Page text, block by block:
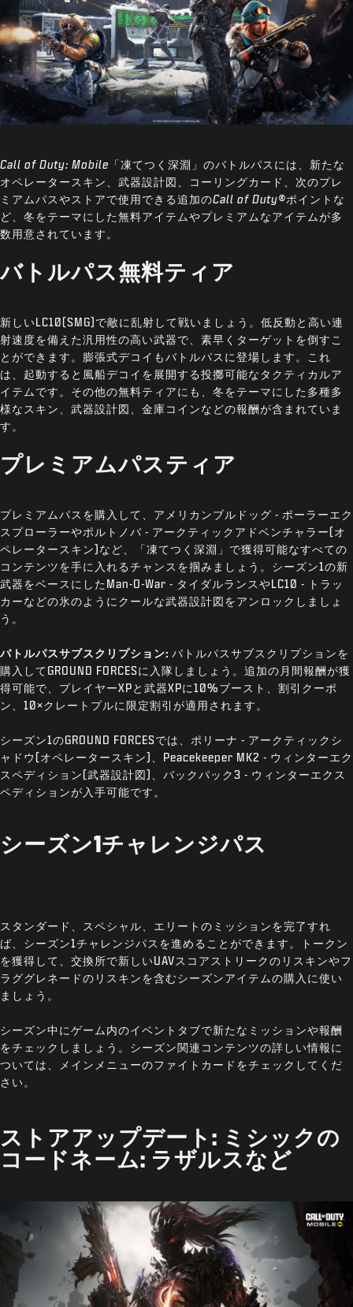
Call of Duty: Mobile 「凍てつく深淵」のバトルパスには、新たな
オペレータースキン、武器設計図、コーリングカード、次のプレ
ミアムパスやストアで使用できる追加のCall of Duty®ポイントな
ど、冬をテーマにした無料アイテムやプレミアムなアイテムが多
数用意されています。
バトルパス無料ティア
新しいLC10(SMG)で敵に乱射して戦いましょう。低反動と高い連
射速度を備えた汎用性の高い武器で、素早くターゲットを倒すこ
とができます。膨張式デコイもバトルパスに登場します。これ
は、起動すると風船デコイを展開する投擲可能なタクティカルア
イテムです。その他の無料ティアにも、冬をテーマにした多種多
様なスキン、武器設計図、金庫コインなどの報酬が含まれていま
す。
プレミアムパスティア
プレミアムパスを購入して、アメリカンブルドッグ - ポーラーエク
スプローラーやポルトノバ - アークティックアドベンチャラー(オ
ペレータースキン)など、「凍てつく深淵」で獲得可能なすべての
コンテンツを手に入れるチャンスを掴みましょう。シーズン1の新
武器をベースにしたMan-O-War - タイダルランスやLC10 - トラッ
カーなどの氷のようにクールな武器設計図をアンロックしましょ
う。
バトルパスサブスクリプション: バトルパスサブスクリプションを
購入してGROUND FORCESに入隊しましょう。追加の月間報酬が獲
得可能で、プレイヤーXPと武器XPに10%ブースト、割引クーポ
ン、10×クレートプルに限定割引が適用されます。
シーズン1のGROUND FORCESでは、ポリーナ - アークティックシ
ャドウ(オペレータースキン)、Peacekeeper MK2 - ウィンターエク
スペディション(武器設計図)、バックパック3 - ウィンターエクス
ペディションが入手可能です。
シーズン1チャレンジパス
スタンダード、スペシャル、エリートのミッションを完了すれ
ば、シーズン1チャレンジパスを進めることができます。トークン
を獲得して、交換所で新しいUAVスコアストリークのリスキンやフ
ラググレネードのリスキンを含むシーズンアイテムの購入に使い
ましょう。
シーズン中にゲーム内のイベントタブで新たなミッションや報酬
をチェックしましょう。シーズン関連コンテンツの詳しい情報に
ついては、メインメニューのファイトカードをチェックしてくだ
さい。
ストアアップデート: ミシックの
コードネーム: ラザルスなど